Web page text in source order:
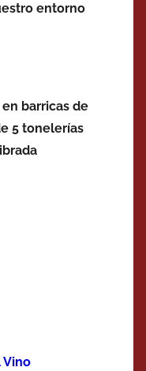
entorno
barricas de
5 tonelerías
Vino